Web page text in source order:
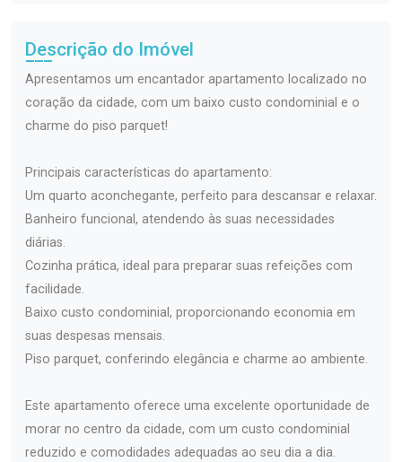
Descrição do Imóvel
Apresentamos um encantador apartamento localizado no
coração da cidade, com um baixo custo condominial e o
charme do piso parquet!
Principais características do apartamento:
Um quarto aconchegante, perfeito para descansar e relaxar.
Banheiro funcional, atendendo às suas necessidades
diárias.
Cozinha prática, ideal para preparar suas refeições com
facilidade.
Baixo custo condominial, proporcionando economia em
suas despesas mensais.
Piso parquet, conferindo elegância e charme ao ambiente.
Este apartamento oferece uma excelente oportunidade de
morar no centro da cidade, com um custo condominial
reduzido e comodidades adequadas ao seu dia a dia.